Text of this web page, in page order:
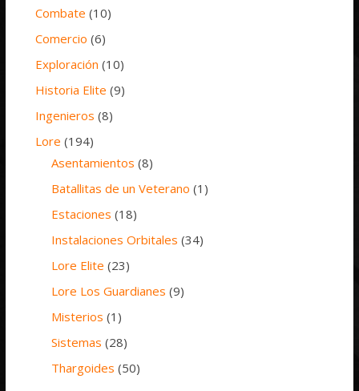
Combate (10)
Comercio (6)
Exploración (10)
Historia Elite (9)
Ingenieros (8)
Lore (194)
Asentamientos (8)
Batallitas de un Veterano (1)
Estaciones (18)
Instalaciones Orbitales (34)
Lore Elite (23)
Lore Los Guardianes (9)
Misterios (1)
Sistemas (28)
Thargoides (50)